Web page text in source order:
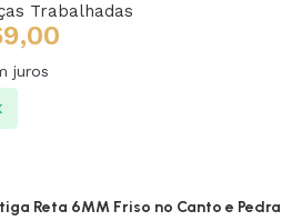
Trabalhadas
juros
Reta 6MM Friso no Canto e Pedra